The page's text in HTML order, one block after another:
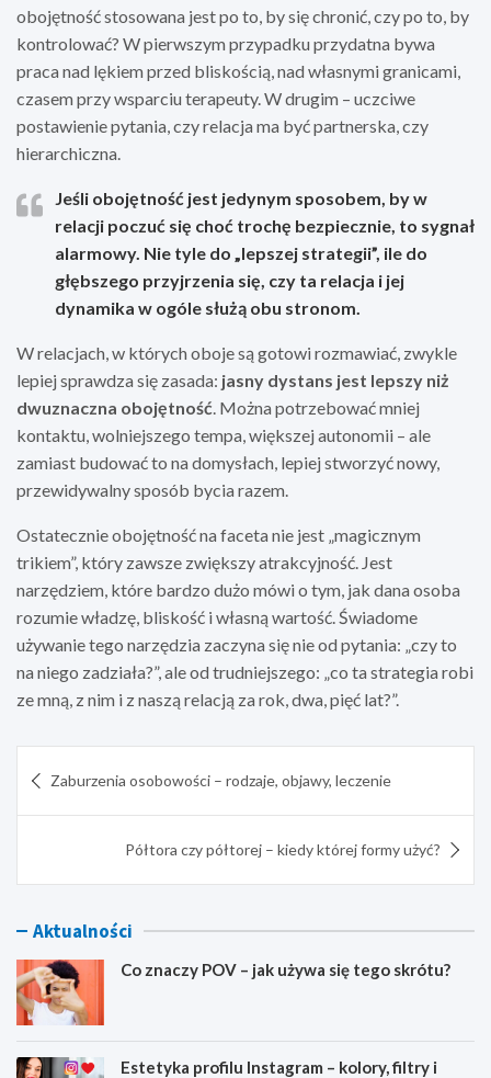
obojętność stosowana jest po to, by się chronić, czy po to, by
kontrolować? W pierwszym przypadku przydatna bywa
praca nad lękiem przed bliskością, nad własnymi granicami,
czasem przy wsparciu terapeuty. W drugim – uczciwe
postawienie pytania, czy relacja ma być partnerska, czy
hierarchiczna.
Jeśli obojętność jest jedynym sposobem, by w
relacji poczuć się choć trochę bezpiecznie, to sygnał
alarmowy. Nie tyle do „lepszej strategii”, ile do
głębszego przyjrzenia się, czy ta relacja i jej
dynamika w ogóle służą obu stronom.
W relacjach, w których oboje są gotowi rozmawiać, zwykle
lepiej sprawdza się zasada: jasny dystans jest lepszy niż
dwuznaczna obojętność. Można potrzebować mniej
kontaktu, wolniejszego tempa, większej autonomii – ale
zamiast budować to na domysłach, lepiej stworzyć nowy,
przewidywalny sposób bycia razem.
Ostatecznie obojętność na faceta nie jest „magicznym
trikiem”, który zawsze zwiększy atrakcyjność. Jest
narzędziem, które bardzo dużo mówi o tym, jak dana osoba
rozumie władzę, bliskość i własną wartość. Świadome
używanie tego narzędzia zaczyna się nie od pytania: „czy to
na niego zadziała?”, ale od trudniejszego: „co ta strategia robi
ze mną, z nim i z naszą relacją za rok, dwa, pięć lat?”.
wpisu
Zaburzenia osobowości – rodzaje, objawy, leczenie
Półtora czy półtorej – kiedy której formy użyć?
Aktualności
Co znaczy POV – jak używa się tego skrótu?
Estetyka profilu Instagram – kolory, filtry i